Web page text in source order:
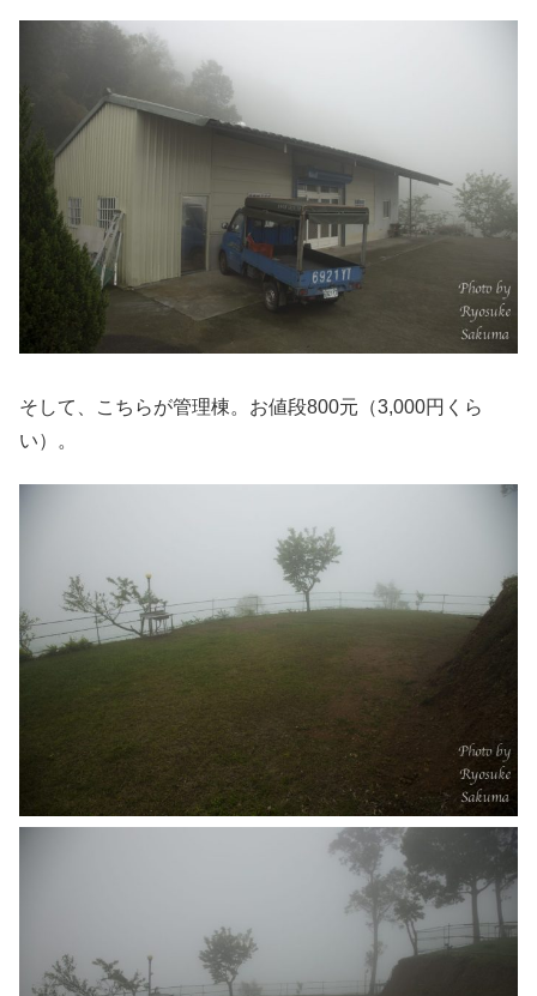
そして、こちらが管理棟。お値段800元（3,000円くら
い）。